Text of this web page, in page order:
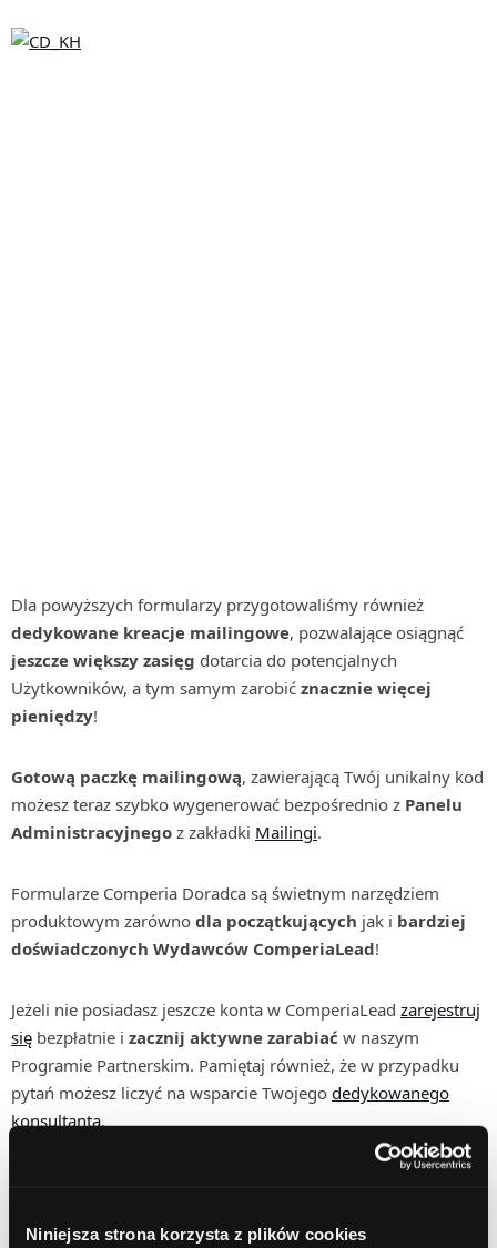
Niniejsza strona korzysta z plików cookies
Dla powyższych formularzy przygotowaliśmy również
dedykowane kreacje mailingowe, pozwalające osiągnąć
jeszcze większy zasięg dotarcia do potencjalnych
Użytkowników, a tym samym zarobić znacznie więcej
pieniędzy!
Gotową paczkę mailingową, zawierającą Twój unikalny kod
możesz teraz szybko wygenerować bezpośrednio z Panelu
Administracyjnego z zakładki Mailingi.
Formularze Comperia Doradca są świetnym narzędziem
produktowym zarówno dla początkujących jak i bardziej
doświadczonych Wydawców ComperiaLead!
Jeżeli nie posiadasz jeszcze konta w ComperiaLead zarejestruj
się bezpłatnie i zacznij aktywne zarabiać w naszym
Programie Partnerskim. Pamiętaj również, że w przypadku
pytań możesz liczyć na wsparcie Twojego dedykowanego
konsultanta.